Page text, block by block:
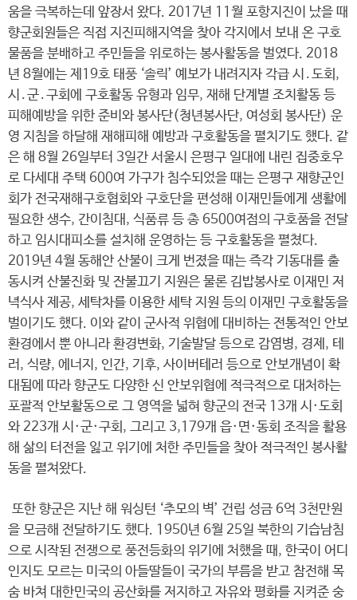
움을 극복하는데 앞장서 왔다. 2017년 11월 포항지진이 났을 때
향군회원들은 직접 지진피해지역을 찾아 각지에서 보내 온 구호
물품을 분배하고 주민들을 위로하는 봉사활동을 벌였다. 2018
년 8월에는 제19호 태풍 ‘솔릭’ 예보가 내려지자 각급 시․도회,
시․군․구회에 구호활동 유형과 임무, 재해 단계별 조치활동 등
피해예방을 위한 준비와 봉사단(청년봉사단, 여성회 봉사단) 운
영 지침을 하달해 재해피해 예방과 구호활동을 펼치기도 했다. 같
은 해 8월 26일부터 3일간 서울시 은평구 일대에 내린 집중호우
로 다세대 주택 600여 가구가 침수되었을 때는 은평구 재향군인
회가 전국재해구호협회와 구호단을 편성해 이재민들에게 생활에
필요한 생수, 간이침대, 식품류 등 총 6500여점의 구호품을 전달
하고 임시대피소를 설치해 운영하는 등 구호활동을 펼쳤다.
2019년 4월 동해안 산불이 크게 번졌을 때는 즉각 기동대를 출
동시켜 산불진화 및 잔불끄기 지원은 물론 김밥봉사로 이재민 저
녁식사 제공, 세탁차를 이용한 세탁 지원 등의 이재민 구호활동을
벌이기도 했다. 이와 같이 군사적 위협에 대비하는 전통적인 안보
환경에서 뿐 아니라 환경변화, 기술발달 등으로 감염병, 경제, 테
러, 식량, 에너지, 인간, 기후, 사이버테러 등으로 안보개념이 확
대됨에 따라 향군도 다양한 신 안보위협에 적극적으로 대처하는
포괄적 안보활동으로 그 영역을 넓혀 향군의 전국 13개 시·도회
와 223개 시·군·구회, 그리고 3,179개 읍·면·동회 조직을 활용
해 삶의 터전을 잃고 위기에 처한 주민들을 찾아 적극적인 봉사활
동을 펼쳐왔다.
또한 향군은 지난 해 워싱턴 ‘추모의 벽’ 건립 성금 6억 3천만원
을 모금해 전달하기도 했다. 1950년 6월 25일 북한의 기습남침
으로 시작된 전쟁으로 풍전등화의 위기에 처했을 때, 한국이 어디
인지도 모르는 미국의 아들딸들이 국가의 부름을 받고 참전해 목
숨 바쳐 대한민국의 공산화를 저지하고 자유와 평화를 지켜준 숭